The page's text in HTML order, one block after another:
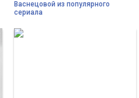
Васнецовой из популярного
сериала